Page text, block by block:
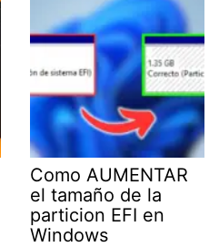
Como AUMENTAR
el tamaño de la
particion EFI en
Windows